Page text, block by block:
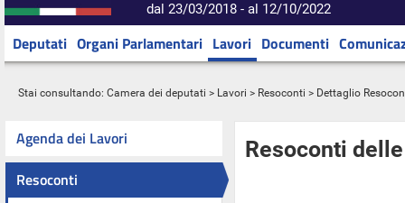
dal 23/03/2018 - al 12/10/2022
Deputati Organi Parlamentari Lavori Documenti
Stai consultando: Camera dei deputati > Lavori > Resoconti > Dettaglio
Agenda dei Lavori
Resoconti
Resoconti